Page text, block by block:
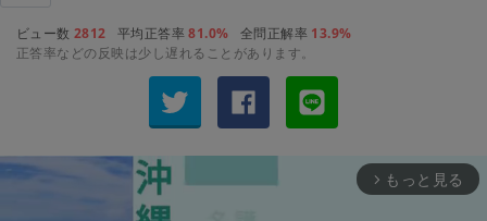
ビュー数 2812 平均正答率81.0% 全問正解率 13.9%
正答率などの反映は少し遅れることがあります。
arrow_forward_ios もっと見る